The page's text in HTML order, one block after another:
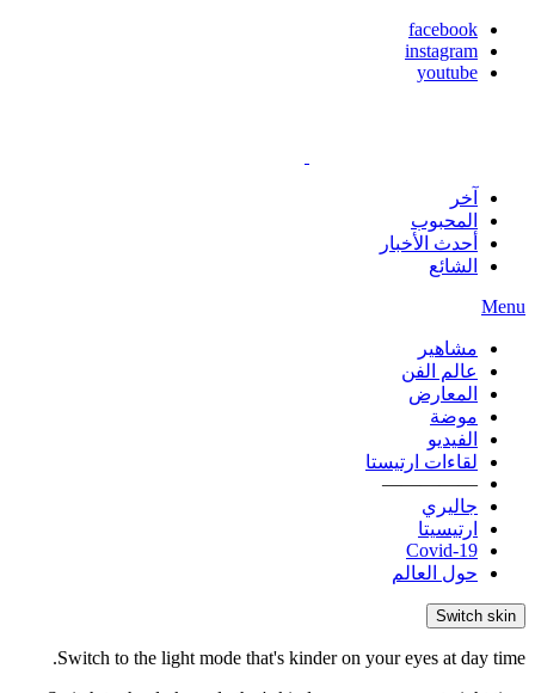
facebook
instagram
youtube
آخر
المحبوب
أحدث الأخبار
الشائع
Menu
مشاهير
عالم الفن
المعارض
موضة
الفيديو
لقاءات ارتيستا
—————
جاليري
ارتيسيتا
Covid-19
حول العالم
Switch skin
Switch to the light mode that's kinder on your eyes at day time.